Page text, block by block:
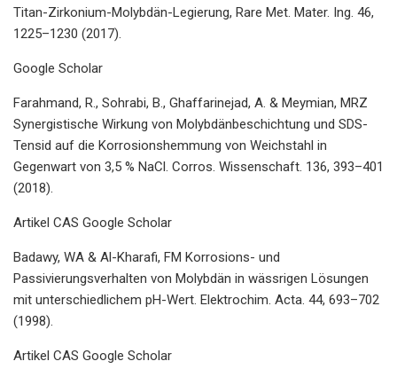
Titan-Zirkonium-Molybdän-Legierung, Rare Met. Mater. Ing. 46,
1225–1230 (2017).
Google Scholar
Farahmand, R., Sohrabi, B., Ghaffarinejad, A. & Meymian, MRZ
Synergistische Wirkung von Molybdänbeschichtung und SDS-
Tensid auf die Korrosionshemmung von Weichstahl in
Gegenwart von 3,5 % NaCl. Corros. Wissenschaft. 136, 393–401
(2018).
Artikel CAS Google Scholar
Badawy, WA & Al-Kharafi, FM Korrosions- und
Passivierungsverhalten von Molybdän in wässrigen Lösungen
mit unterschiedlichem pH-Wert. Elektrochim. Acta. 44, 693–702
(1998).
Artikel CAS Google Scholar